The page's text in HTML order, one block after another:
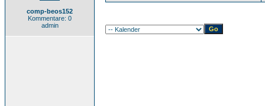
comp-beos152
Kommentare: 0
admin